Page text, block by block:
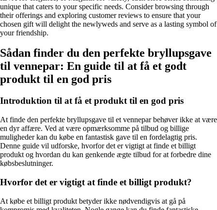
unique that caters to your specific needs. Consider browsing through
their offerings and exploring customer reviews to ensure that your
chosen gift will delight the newlyweds and serve as a lasting symbol of
your friendship.
Sådan finder du den perfekte bryllupsgave
til vennepar: En guide til at få et godt
produkt til en god pris
Introduktion til at få et produkt til en god pris
At finde den perfekte bryllupsgave til et vennepar behøver ikke at være
en dyr affære. Ved at være opmærksomme på tilbud og billige
muligheder kan du købe en fantastisk gave til en fordelagtig pris.
Denne guide vil udforske, hvorfor det er vigtigt at finde et billigt
produkt og hvordan du kan genkende ægte tilbud for at forbedre dine
købsbeslutninger.
Hvorfor det er vigtigt at finde et billigt produkt?
At købe et billigt produkt betyder ikke nødvendigvis at gå på